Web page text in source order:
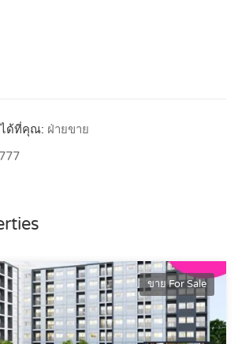
ด้ที่คุณ: ฝ่ายขาย
ขาย For Sale